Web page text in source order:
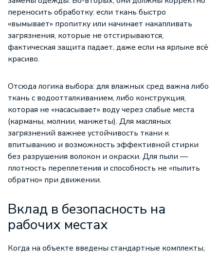
переносить обработку: если ткань быстро
«вымывает» пропитку или начинает накапливать
загрязнения, которые не отстирываются,
фактическая защита падает, даже если на ярлыке всё
красиво.
Отсюда логика выбора: для влажных сред важна либо
ткань с водоотталкиванием, либо конструкция,
которая не «насасывает» воду через слабые места
(карманы, молнии, манжеты). Для масляных
загрязнений важнее устойчивость ткани к
впитыванию и возможность эффективной стирки
без разрушения волокон и окраски. Для пыли —
плотность переплетения и способность не «пылить
обратно» при движении.
Вклад в безопасность на
рабочих местах
Когда на объекте введены стандартные комплекты,